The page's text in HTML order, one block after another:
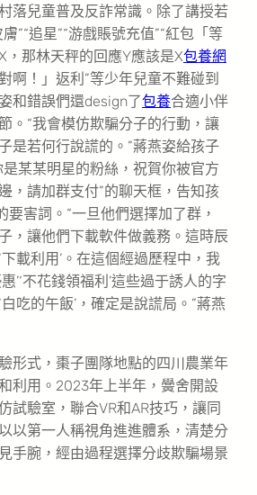
落兒童普及反詐常識。除了講授若
”“追星”“游戲賬號充值”“紅包「等
，那林天秤的回應Y應該是X包養網
啊！」返利”等少年兒童不難碰到
和錯誤們還design了包養合適小伴
。“我會模仿欺騙分子的行動，讓
是若何行說謊的。”蔣燕姿給孩子
某某明星的粉絲，祝賀你被官方
，請加群支付”的聊天框，告知孩
要害詞。“一旦他們選擇加了群，
，讓他們下載軟件做義務。這時辰
載利用’。在這個經過歷程中，我
’‘不花錢領福利’這些過于誘人的字
吃的午飯’，確定是說謊局。”蔣燕
形式，棗子團隊地點的四川農業年
利用。2023年上半年，黌舍開設
試驗室，聯合VR和AR技巧，讓同
以第一人稱視角進進體系，清楚分
手腕，經由過程選擇分歧欺騙場景